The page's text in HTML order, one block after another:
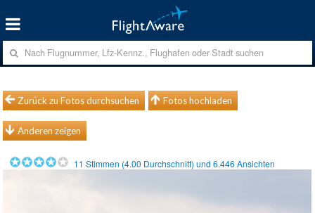
Zurück zu Fotos durchsuchen Fotos hochladen
Anderen zeigen
11 Stimmen (4.00 Durchschnitt) und6.446 Ansichten